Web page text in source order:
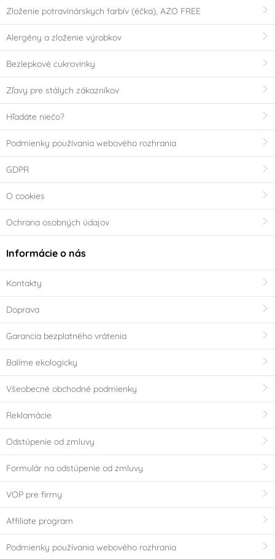
Zloženie potravinárskych farbív (éčka), AZO FREE
Alergény a zloženie výrobkov
Bezlepkové cukrovinky
Zľavy pre stálych zákazníkov
Hľadáte niečo?
Podmienky používania webového rozhrania
GDPR
O cookies
Ochrana osobných údajov
Informácie o nás
Kontakty
Doprava
Garancia bezplatného vrátenia
Balíme ekologicky
Všeobecné obchodné podmienky
Reklamácie
Odstúpenie od zmluvy
Formulár na odstúpenie od zmluvy
VOP pre firmy
Affiliate program
Podmienky používania webového rozhrania